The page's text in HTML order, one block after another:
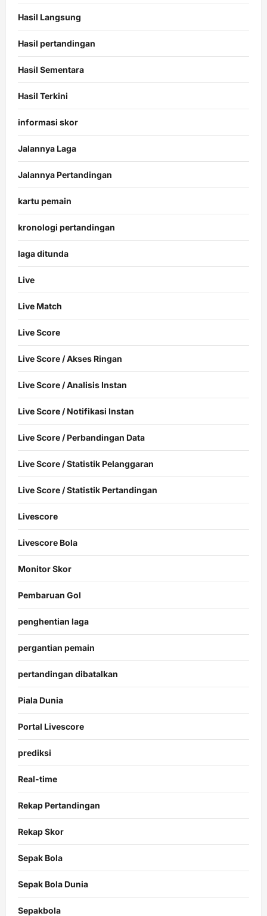
Hasil Langsung
Hasil pertandingan
Hasil Sementara
Hasil Terkini
informasi skor
Jalannya Laga
Jalannya Pertandingan
kartu pemain
kronologi pertandingan
laga ditunda
Live
Live Match
Live Score
Live Score / Akses Ringan
Live Score / Analisis Instan
Live Score / Notifikasi Instan
Live Score / Perbandingan Data
Live Score / Statistik Pelanggaran
Live Score / Statistik Pertandingan
Livescore
Livescore Bola
Monitor Skor
Pembaruan Gol
penghentian laga
pergantian pemain
pertandingan dibatalkan
Piala Dunia
Portal Livescore
prediksi
Real-time
Rekap Pertandingan
Rekap Skor
Sepak Bola
Sepak Bola Dunia
Sepakbola